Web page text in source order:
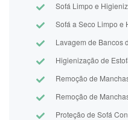
Sofá Limpo e
Sofá a Seco Limpo e
Lavagem de Bancos
Higienização de
Remoção de
Remoção de
Proteção de Sofá